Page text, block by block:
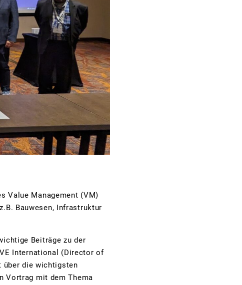
Value Management (VM)
Bauwesen, Infrastruktur
Beiträge zu der
International (Director of
über die wichtigsten
Vortrag mit dem Thema